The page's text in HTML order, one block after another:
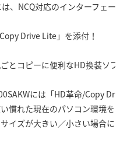
、NCQ対応のインターフェース
Drive Lite」を添付！
とコピーに便利なHD換装ソフ
には「HD革命/Copy
慣れた現在のパソコン環境を
イズが大きい／小さい場合に